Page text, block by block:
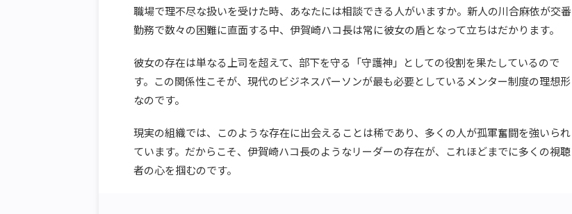
職場で理不尽な扱いを受けた時、あなたには相談できる人がいますか。新人の川合麻依が交番
勤務で数々の困難に直面する中、伊賀崎ハコ長は常に彼女の盾となって立ちはだかります。
彼女の存在は単なる上司を超えて、部下を守る「守護神」としての役割を果たしているので
す。この関係性こそが、現代のビジネスパーソンが最も必要としているメンター制度の理想形
なのです。
現実の組織では、このような存在に出会えることは稀であり、多くの人が孤軍奮闘を強いられ
ています。だからこそ、伊賀崎ハコ長のようなリーダーの存在が、これほどまでに多くの視聴
者の心を掴むのです。